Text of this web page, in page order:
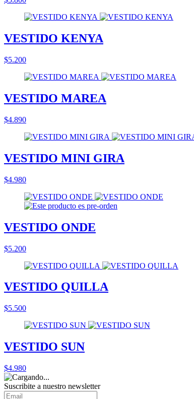
VESTIDO KENYA
$5.200
VESTIDO MAREA
$4.890
VESTIDO MINI GIRA
$4.980
VESTIDO ONDE
$5.200
VESTIDO QUILLA
$5.500
VESTIDO SUN
$4.980
Suscribite a nuestro newsletter